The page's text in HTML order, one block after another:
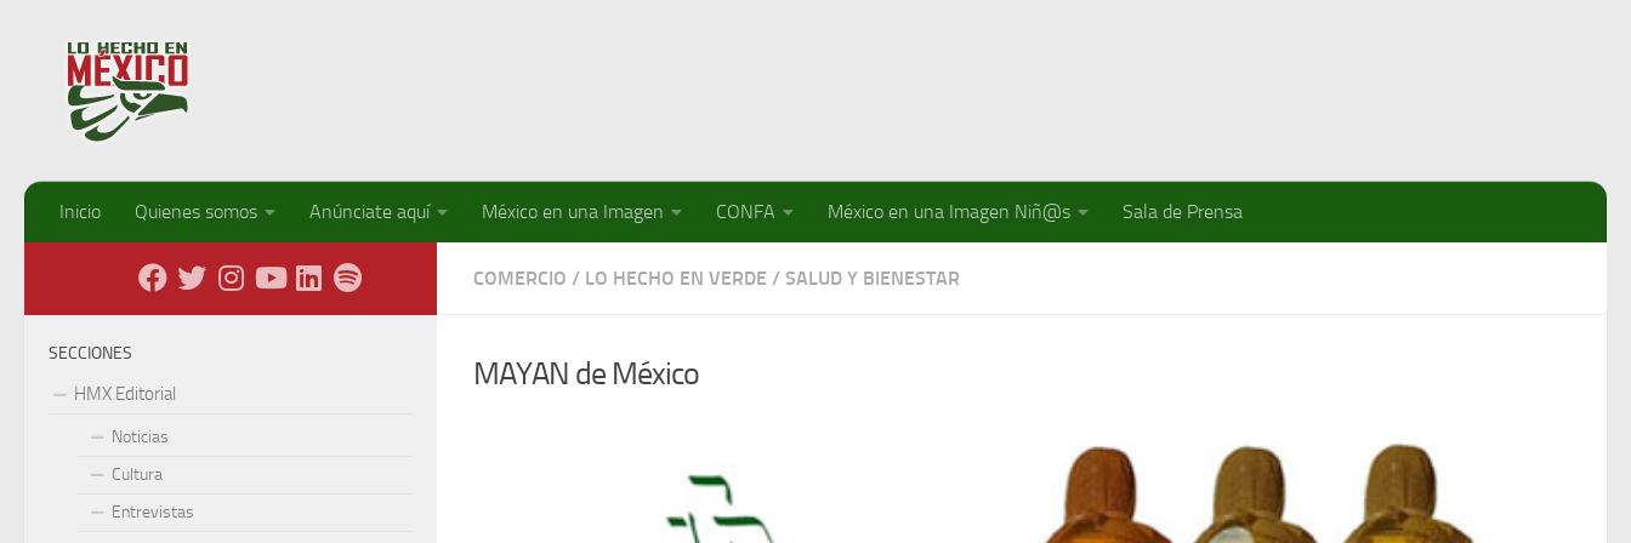
Inicio Quienes somos Anúnciate aquí México en una Imagen CONFA México en una Imagen Niñ@s Sala de Prensa
COMERCIO / LO HECHO EN VERDE / SALUD Y BIENESTAR
MAYAN de México
SECCIONES
HMX Editorial
Noticias
Cultura
Entrevistas